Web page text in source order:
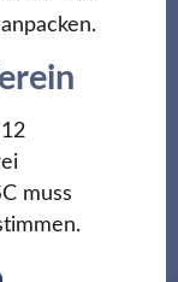
muss